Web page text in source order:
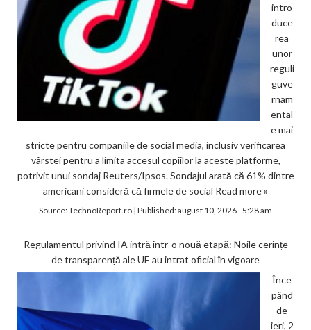
intro
duce
rea
unor
reguli
guve
rnam
ental
e mai
stricte pentru companiile de social media, inclusiv verificarea
vârstei pentru a limita accesul copiilor la aceste platforme,
potrivit unui sondaj Reuters/Ipsos. Sondajul arată că 61% dintre
americani consideră că firmele de social Read more »
Source:TechnoReport.ro | Published:august 10, 2026 - 5:28 am
Regulamentul privind IA intră într-o nouă etapă: Noile cerințe
de transparență ale UE au intrat oficial în vigoare
Înce
pând
de
ieri, 2